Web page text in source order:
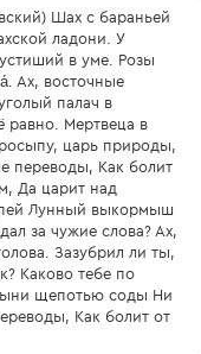
Шах с бараньей
ладони. У
в уме. Розы
Ах, восточные
палач в
равно. Мертвеца в
царь природы,
переводы, Как болит
Да царит над
Лунный выкормыш
за чужие слова? Ах,
Зазубрил ли ты,
Каково тебе по
щепотью соды Ни
Как болит от